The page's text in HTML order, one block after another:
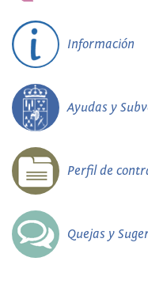
Información
Ayudas y
Perfil de
Quejas y